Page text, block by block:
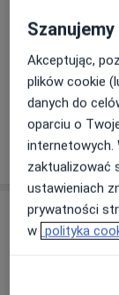
USG ślinianek
160 zł
W jaki
Adres
Akceptując,
plików cookie
danych do
oparciu o
internetowych.
zaktualizować
ustawieniach
prywatności
w polityka